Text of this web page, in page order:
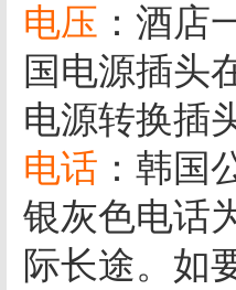
电压 ：酒店
国电源插头
电源转换插
电话 ：韩国
银灰色电话
际长途。如